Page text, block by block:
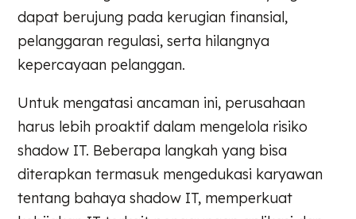
dapat berujung pada kerugian finansial,
pelanggaran regulasi, serta hilangnya
kepercayaan pelanggan.
Untuk mengatasi ancaman ini, perusahaan
harus lebih proaktif dalam mengelola risiko
shadow IT. Beberapa langkah yang bisa
diterapkan termasuk mengedukasi karyawan
tentang bahaya shadow IT, memperkuat